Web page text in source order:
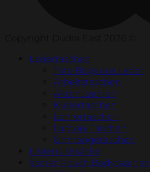
Ledertaschen
Tote Bags aus Leder
Arbeitstaschen
Aktentaschen
Kuriertaschen
Lehrertaschen
Laptop-Taschen
Umhängetaschen
Lederrucksäcke
Secret Pouch Bodytaschen